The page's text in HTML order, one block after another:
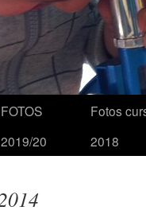
FOTOS
2019/20
Fotos
2018